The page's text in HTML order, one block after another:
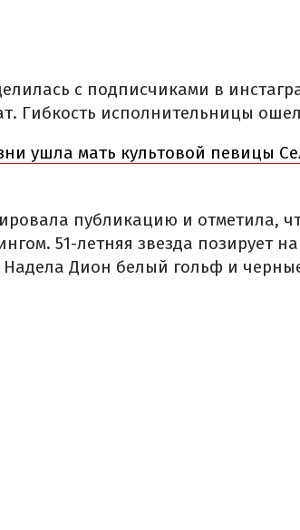
с подписчиками в
Гибкость исполнительницы
ушла мать культовой певицы
публикацию и отметила,
51-летняя звезда позирует
Надела Дион белый гольф и